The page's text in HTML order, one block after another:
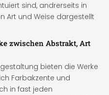
sind, andrerseits in
Art und Weise dargestellt
zwischen Abstrakt, Art
bieten die Werke
Farbakzente und
in fast jeden